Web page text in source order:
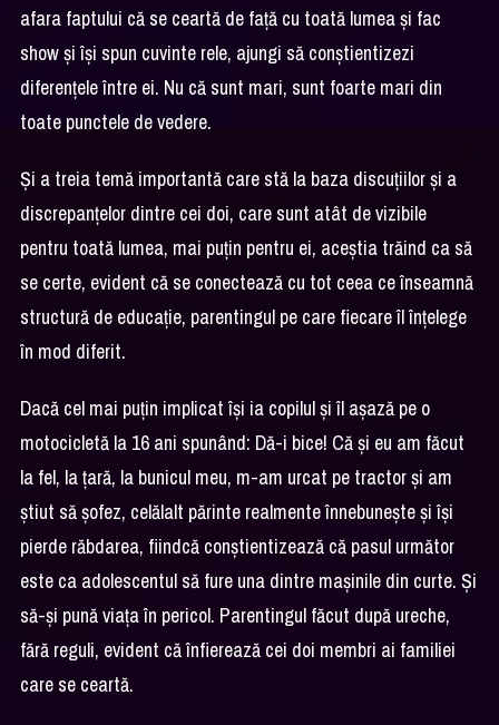
afara faptului că se ceartă de față cu toată lumea și fac
show și își spun cuvinte rele, ajungi să conștientizezi
diferențele între ei. Nu că sunt mari, sunt foarte mari din
toate punctele de vedere.
Și a treia temă importantă care stă la baza discuțiilor și a
discrepanțelor dintre cei doi, care sunt atât de vizibile
pentru toată lumea, mai puțin pentru ei, aceștia trăind ca să
se certe, evident că se conectează cu tot ceea ce înseamnă
structură de educație, parentingul pe care fiecare îl înțelege
în mod diferit.
Dacă cel mai puțin implicat își ia copilul și îl așază pe o
motocicletă la 16 ani spunând: Dă-i bice! Că și eu am făcut
la fel, la țară, la bunicul meu, m-am urcat pe tractor și am
știut să șofez, celălalt părinte realmente înnebunește și își
pierde răbdarea, fiindcă conștientizează că pasul următor
este ca adolescentul să fure una dintre mașinile din curte. Și
să-și pună viața în pericol. Parentingul făcut după ureche,
fără reguli, evident că înfierează cei doi membri ai familiei
care se ceartă.